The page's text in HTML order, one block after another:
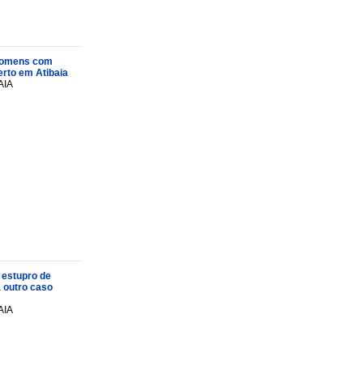
com
em Atibaia
de
outro caso